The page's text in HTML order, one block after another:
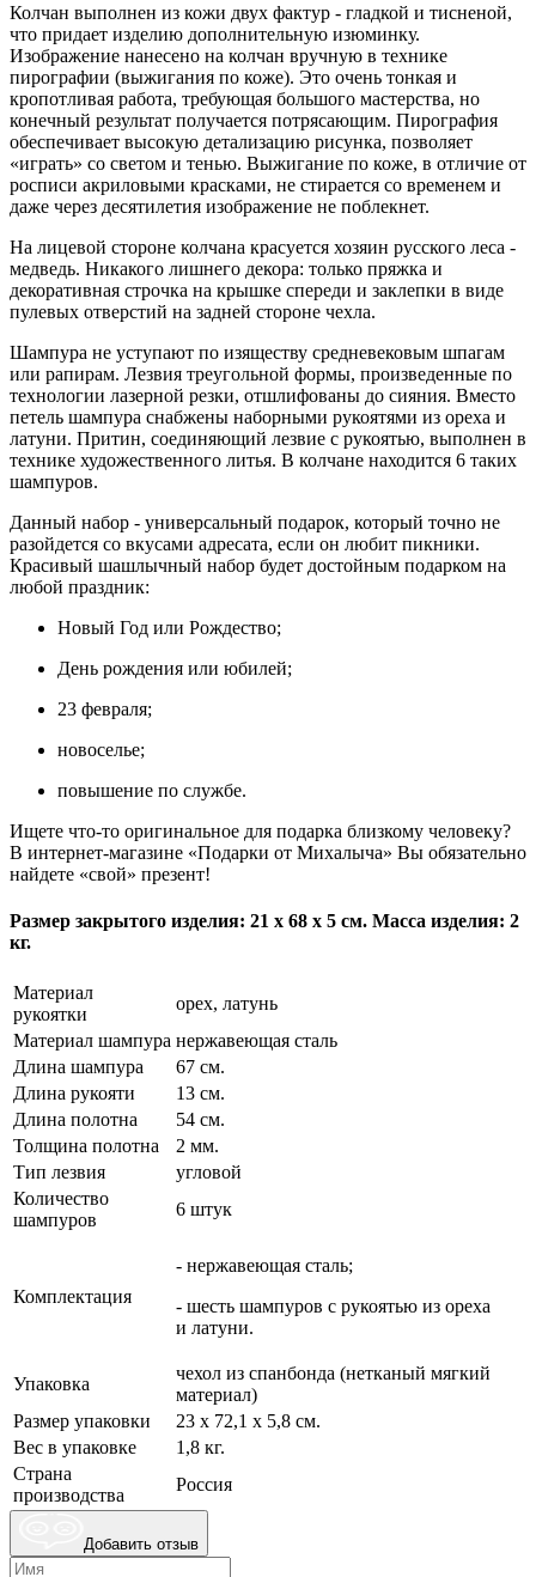
Колчан выполнен из кожи двух фактур - гладкой и тисненой,
что придает изделию дополнительную изюминку.
Изображение нанесено на колчан вручную в технике
пирографии (выжигания по коже). Это очень тонкая и
кропотливая работа, требующая большого мастерства, но
конечный результат получается потрясающим. Пирография
обеспечивает высокую детализацию рисунка, позволяет
«играть» со светом и тенью. Выжигание по коже, в отличие от
росписи акриловыми красками, не стирается со временем и
даже через десятилетия изображение не поблекнет.
На лицевой стороне колчана красуется хозяин русского леса -
медведь. Никакого лишнего декора: только пряжка и
декоративная строчка на крышке спереди и заклепки в виде
пулевых отверстий на задней стороне чехла.
Шампура не уступают по изяществу средневековым шпагам
или рапирам. Лезвия треугольной формы, произведенные по
технологии лазерной резки, отшлифованы до сияния. Вместо
петель шампура снабжены наборными рукоятями из ореха и
латуни. Притин, соединяющий лезвие с рукоятью, выполнен в
технике художественного литья. В колчане находится 6 таких
шампуров.
Данный набор - универсальный подарок, который точно не
разойдется со вкусами адресата, если он любит пикники.
Красивый шашлычный набор будет достойным подарком на
любой праздник:
Новый Год или Рождество;
День рождения или юбилей;
23 февраля;
новоселье;
повышение по службе.
Ищете что-то оригинальное для подарка близкому человеку?
В интернет-магазине «Подарки от Михалыча» Вы обязательно
найдете «свой» презент!
Размер закрытого изделия: 21 х 68 х 5 см. Масса изделия: 2
кг.
Материал
рукоятки
орех, латунь
Материал шампура нержавеющая сталь
Длина шампура
67 см.
Длина рукояти
13 см.
Длина полотна
54 см.
Толщина полотна
2 мм.
Тип лезвия
угловой
Количество
шампуров
6 штук
Комплектация
- нержавеющая сталь;
- шесть шампуров с рукоятью из ореха
и латуни.
Упаковка
чехол из спанбонда (нетканый мягкий
материал)
Размер упаковки
23 х 72,1 х 5,8 см.
Вес в упаковке
1,8 кг.
Страна
производства
Россия
Добавить отзыв